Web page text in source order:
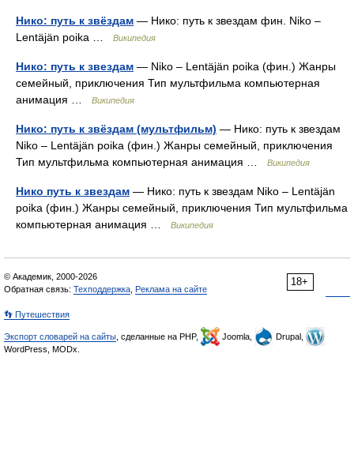
Нико: путь к звёздам — Нико: путь к звездам фин. Niko –
Lentäjän poika …
Википедия
Нико: путь к звездам — Niko – Lentäjän poika (фин.) Жанры
семейный, приключения Тип мультфильма компьютерная
анимация …
Википедия
Нико: путь к звёздам (мультфильм) — Нико: путь к звездам
Niko – Lentäjän poika (фин.) Жанры семейный, приключения
Тип мультфильма компьютерная анимация …
Википедия
Нико путь к звездам — Нико: путь к звездам Niko – Lentäjän
poika (фин.) Жанры семейный, приключения Тип мультфильма
компьютерная анимация …
Википедия
18+
© Академик, 2000-2026
Обратная связь: Техподдержка Реклама на сайте
👣 Путешествия
Экспорт словарей на сайты , сделанные на PHP, Joomla,
Drupal,
WordPress, MODx.